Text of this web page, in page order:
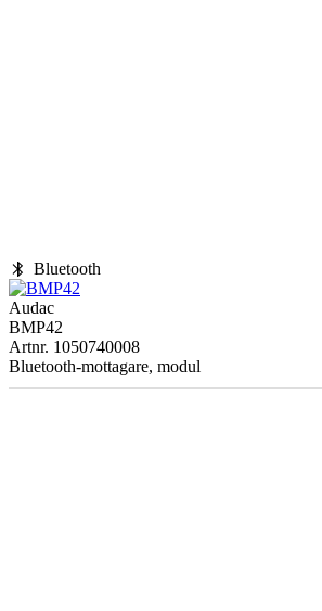
bluetooth Bluetooth
Audac
BMP42
Artnr. 1050740008
Bluetooth-mottagare, modul